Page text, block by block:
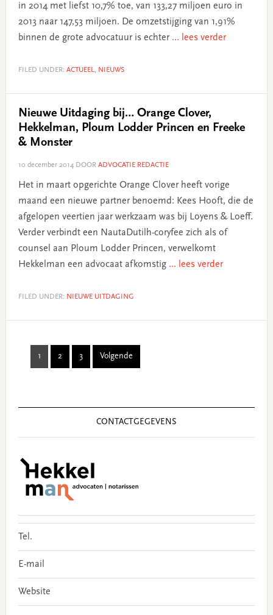
in 2014 met liefst 10,7% toe, van 133,27 miljoen euro in
2013 naar 147,53 miljoen. De omzetstijging van 1,91%
binnen de grote advocatuur is echter ... lees verder
FILED UNDER: ACTUEEL, NIEUWS
Nieuwe Uitdaging bij… Orange Clover,
Hekkelman, Ploum Lodder Princen en Freeke
& Monster
10 december 2014DOOR ADVOCATIE REDACTIE
Het in maart opgerichte Orange Clover heeft vorige
maand een nieuwe partner benoemd: Kees Hooft, die de
afgelopen veertien jaar werkzaam was bij Loyens & Loeff.
Verder verbindt een NautaDutilh-coryfee zich als of
counsel aan Ploum Lodder Princen, verwelkomt
Hekkelman een advocaat afkomstig ... lees verder
FILED UNDER: NIEUWE UITDAGING
Page
1 Page
2 Page
3 Volgende
Primary
CONTACTGEGEVENS
Tel.
E-mail
Website